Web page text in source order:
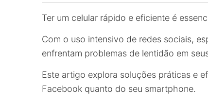
Ter um celular rápido e eficiente é
Com o uso intensivo de redes sociais,
enfrentam problemas de lentidão em
Este artigo explora soluções práticas e
Facebook quanto do seu smartphone.